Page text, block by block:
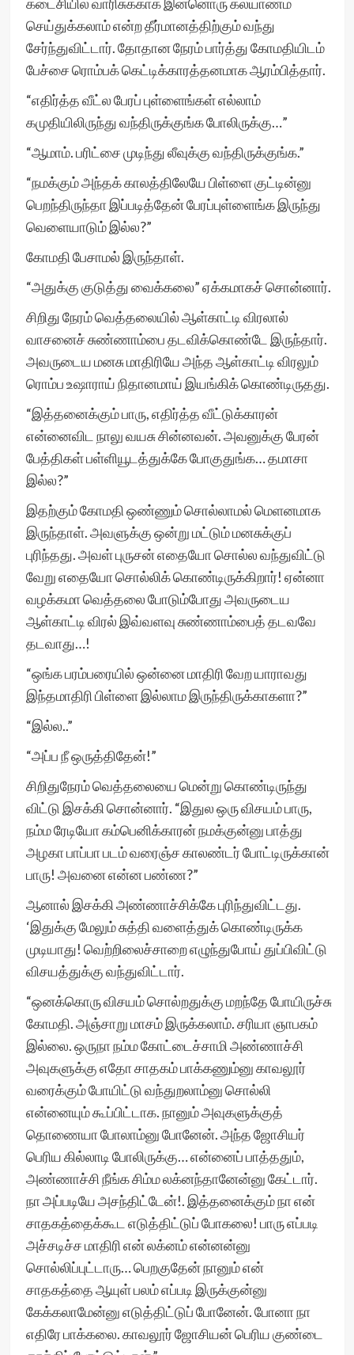
செய்துக்கலாம் என்ற தீர்மானத்திற்கும் வந்து
சேர்ந்துவிட்டார். தோதான நேரம் பார்த்து கோமதியிடம்
பேச்சை ரொம்பக் கெட்டிக்காரத்தனமாக ஆரம்பித்தார்.
“எதிர்த்த வீட்ல பேரப் புள்ளைங்கள் எல்லாம்
கமுதியிலிருந்து வந்திருக்குங்க போலிருக்கு…”
“ஆமாம். பரிட்சை முடிந்து லீவுக்கு வந்திருக்குங்க.”
“நமக்கும் அந்தக் காலத்திலேயே பிள்ளை குட்டின்னு
பெறந்திருந்தா இப்படித்தேன் பேரப்புள்ளைங்க இருந்து
வெளையாடும் இல்ல?”
கோமதி பேசாமல் இருந்தாள்.
“அதுக்கு குடுத்து வைக்கலை” ஏக்கமாகச் சொன்னார்.
சிறிது நேரம் வெத்தலையில் ஆள்காட்டி விரலால்
வாசனைச் சுண்ணாம்பை தடவிக்கொண்டே இருந்தார்.
அவருடைய மனசு மாதிரியே அந்த ஆள்காட்டி விரலும்
ரொம்ப உஷாராய் நிதானமாய் இயங்கிக் கொண்டிருதது.
“இத்தனைக்கும் பாரு, எதிர்த்த வீட்டுக்காரன்
என்னைவிட நாலு வயசு சின்னவன். அவனுக்கு பேரன்
பேத்திகள் பள்ளியூடத்துக்கே போகுதுங்க… தமாசா
இல்ல?”
இதற்கும் கோமதி ஒண்ணும் சொல்லாமல் மெளனமாக
இருந்தாள். அவளுக்கு ஒன்று மட்டும் மனசுக்குப்
புரிந்தது. அவள் புருசன் எதையோ சொல்ல வந்துவிட்டு
வேறு எதையோ சொல்லிக் கொண்டிருக்கிறார்! ஏன்னா
வழக்கமா வெத்தலை போடும்போது அவருடைய
ஆள்காட்டி விரல் இவ்வளவு சுண்ணாம்பைத் தடவவே
தடவாது…!
“ஒங்க பரம்பரையில் ஒன்னை மாதிரி வேற யாராவது
இந்தமாதிரி பிள்ளை இல்லாம இருந்திருக்காகளா?”
“இல்ல..”
“அப்ப நீ ஒருத்திதேன்!”
சிறிதுநேரம் வெத்தலையை மென்று கொண்டிருந்து
விட்டு இசக்கி சொன்னார். “இதுல ஒரு விசயம் பாரு,
நம்ம ரேடியோ கம்பெனிக்காரன் நமக்குன்னு பாத்து
அழகா பாப்பா படம் வரைஞ்ச காலண்டர் போட்டிருக்கான்
பாரு! அவனை என்ன பண்ண?”
ஆனால் இசக்கி அண்ணாச்சிக்கே புரிந்துவிட்டது.
‘இதுக்கு மேலும் சுத்தி வளைத்துக் கொண்டிருக்க
முடியாது! வெற்றிலைச்சாறை எழுந்துபோய் துப்பிவிட்டு
விசயத்துக்கு வந்துவிட்டார்.
“ஒனக்கொரு விசயம் சொல்றதுக்கு மறந்தே போயிருச்சு
கோமதி. அஞ்சாறு மாசம் இருக்கலாம். சரியா ஞாபகம்
இல்லை. ஒருநா நம்ம கோட்டைச்சாமி அண்ணாச்சி
அவுகளுக்கு எதோ சாதகம் பாக்கணும்னு காவலூர்
வரைக்கும் போயிட்டு வந்துறலாம்னு சொல்லி
என்னையும் கூப்பிட்டாக. நானும் அவுகளுக்குத்
தொணையா போலாம்னு போனேன். அந்த ஜோசியர்
பெரிய கில்லாடி போலிருக்கு… என்னைப் பாத்ததும்,
அண்ணாச்சி நீங்க சிம்ம லக்னந்தானேன்னு கேட்டார்.
நா அப்படியே அசந்திட்டேன்!. இத்தனைக்கும் நா என்
சாதகத்தைக்கூட எடுத்திட்டுப் போகலை! பாரு எப்படி
அச்சடிச்ச மாதிரி என் லக்னம் என்னன்னு
சொல்லிப்புட்டாரு… பெறகுதேன் நானும் என்
சாதகத்தை ஆயுள் பலம் எப்படி இருக்குன்னு
கேக்கலாமேன்னு எடுத்திட்டுப் போனேன். போனா நா
எதிரே பாக்கலை. காவலூர் ஜோசியன் பெரிய குண்டை